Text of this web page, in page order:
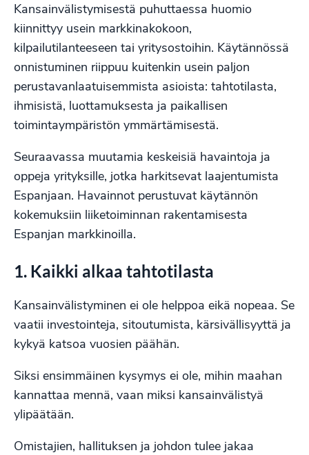
Kansainvälistymisestä puhuttaessa huomio
kiinnittyy usein markkinakokoon,
kilpailutilanteeseen tai yritysostoihin. Käytännössä
onnistuminen riippuu kuitenkin usein paljon
perustavanlaatuisemmista asioista: tahtotilasta,
ihmisistä, luottamuksesta ja paikallisen
toimintaympäristön ymmärtämisestä.
Seuraavassa muutamia keskeisiä havaintoja ja
oppeja yrityksille, jotka harkitsevat laajentumista
Espanjaan. Havainnot perustuvat käytännön
kokemuksiin liiketoiminnan rakentamisesta
Espanjan markkinoilla.
1. Kaikki alkaa tahtotilasta
Kansainvälistyminen ei ole helppoa eikä nopeaa. Se
vaatii investointeja, sitoutumista, kärsivällisyyttä ja
kykyä katsoa vuosien päähän.
Siksi ensimmäinen kysymys ei ole, mihin maahan
kannattaa mennä, vaan miksi kansainvälistyä
ylipäätään.
Omistajien, hallituksen ja johdon tulee jakaa